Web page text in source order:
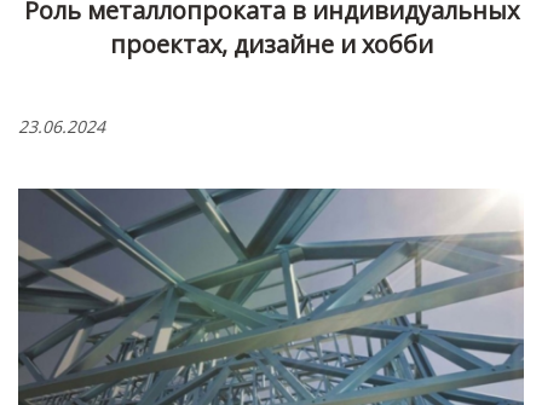
Роль металлопроката в индивидуальных
проектах, дизайне и хобби
23.06.2024